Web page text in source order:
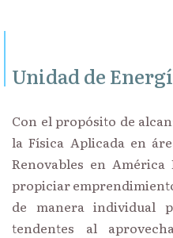
Unidad de
Con el propósito de
la Física Aplicada en
Renovables en
propiciar
de manera individual
tendentes al